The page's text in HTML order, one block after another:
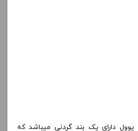
پاد سیستم ای کی 3 یوول دارای یک بند گردنی میباشد که